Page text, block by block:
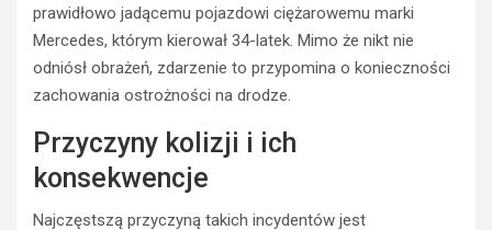
prawidłowo jadącemu pojazdowi ciężarowemu marki
Mercedes, którym kierował 34-latek. Mimo że nikt nie
odniósł obrażeń, zdarzenie to przypomina o konieczności
zachowania ostrożności na drodze.
Przyczyny kolizji i ich
konsekwencje
Najczęstszą przyczyną takich incydentów jest